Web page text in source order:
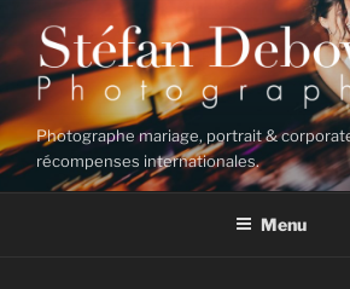
au
contenu
principal
Photographe mariage, portrait &
récompenses internationales.
Menu